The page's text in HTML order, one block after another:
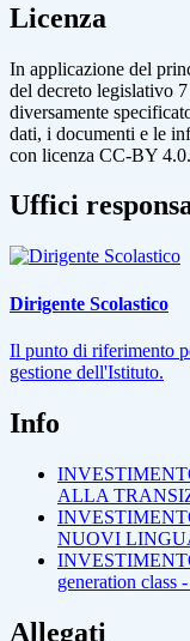
Licenza
In applicazione del
del decreto legislativo
diversamente
dati, i documenti e le
con licenza CC-BY 4.0.
Uffici
Dirigente Scolastico
Il punto di riferimento
gestione dell'Istituto.
Info
ALLA
NUOVI
generation class
Allegati